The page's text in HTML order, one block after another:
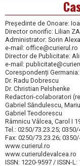
Președinte de Onoare:
Director onorific: Lilian
Administrator: Sorin
e-mail: office@curierul.ro
Director de Publicitate:
e-mail:
Corespondenți Germania:
Dr. Radu Dobrescu
Dr. Christian Pelshenke
Redactori-colaboratori
Gabriel Săndulescu,
Gabriel Teodorescu
Râmnicu Vâlcea, Carol I
Tel.: 0250/73.23.25; 0350/
Fax: 0250/73.23.26; 0350/
www.curierul.ro
www.curieruldevalcea.ro
ISSN: 1220-9597 / ISSN-